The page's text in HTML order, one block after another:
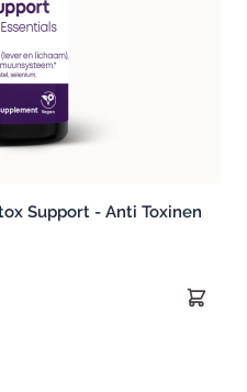
Support - Anti Toxinen